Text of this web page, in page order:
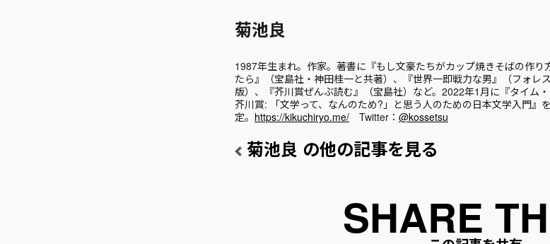
菊池良
1987年生まれ。作家。著書に『もし文豪たちがカップ焼きそばの作り
たら』（宝島社・神田桂一と共著）、『世界一即戦力な男』（‎フォレ
版）、『芥川賞ぜんぶ読む』（‎宝島社）など。2022年1月に『タイム
芥川賞: 「文学って、なんのため?」と思う人のための日本文学入門』
定。 https://kikuchiryo.me/ Twitter： @kossetsu
菊池良 の他の記事を見る